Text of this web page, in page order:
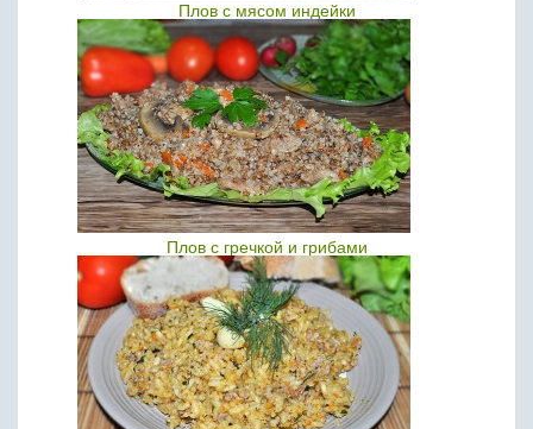
Плов с мясом индейки
Плов с гречкой и грибами